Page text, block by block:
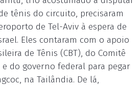
tênis do circuito, precisaram
de Tel-Aviv à espera de
Eles contaram com o apoio
de Tênis (CBT), do Comitê
do governo federal para pegar
na Tailândia. De lá,